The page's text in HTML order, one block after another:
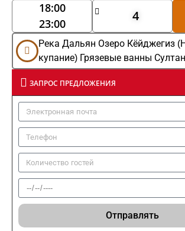
18:00
23:00
4
Река Дальян Озеро Кёйджегиз
купание) Грязевые ванны
ЗАПРОС ПРЕДЛОЖЕНИЯ
Отправлять